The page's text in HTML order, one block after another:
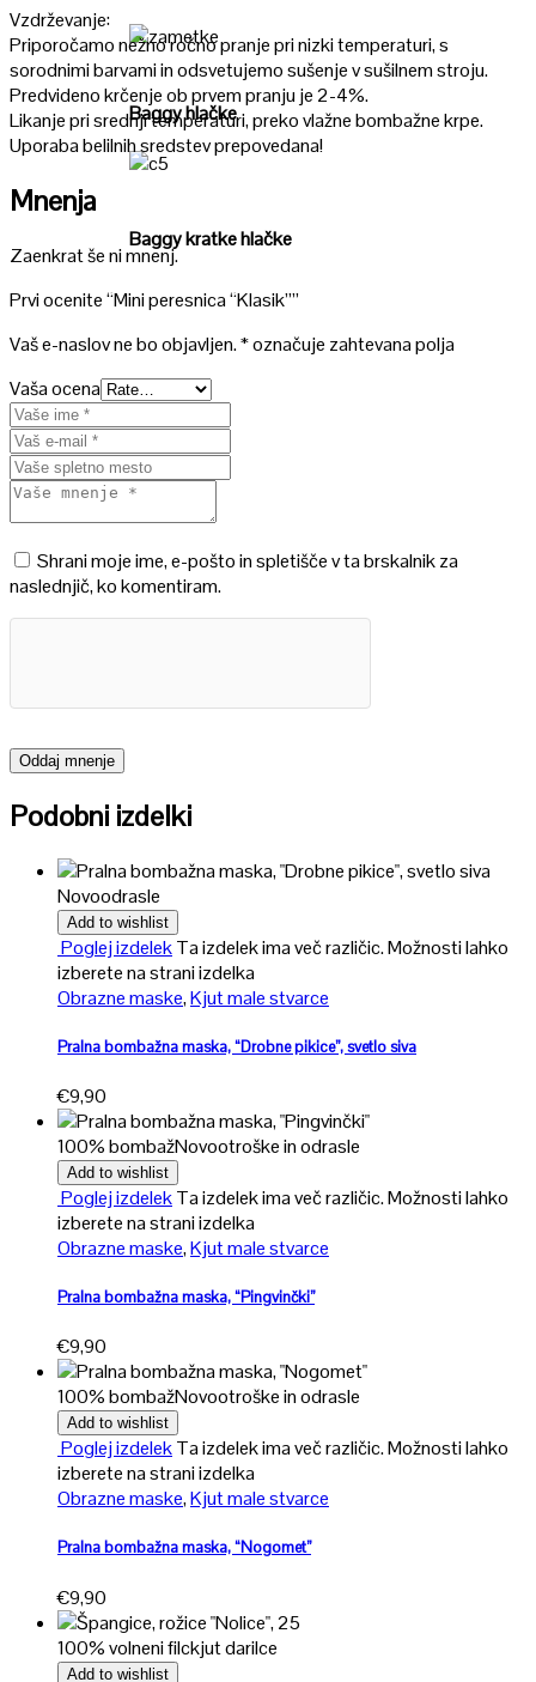
Poglej
Baggy hlačke
Baggy kratke hlačke
Vzdrževanje:
Priporočamo nežno ročno pranje pri nizki temperaturi, s
sorodnimi barvami in odsvetujemo sušenje v sušilnem stroju.
Predvideno krčenje ob prvem pranju je 2-4%.
Likanje pri srednji temperaturi, preko vlažne bombažne krpe.
Uporaba belilnih sredstev prepovedana!
Mnenja
Zaenkrat še ni mnenj.
Prvi ocenite “Mini peresnica “Klasik””
Vaš e-naslov ne bo objavljen.*označuje zahtevana polja
Vaša ocena
Shrani moje ime, e-pošto in spletišče v ta brskalnik za
naslednjič, ko komentiram.
Podobni izdelki
Novoodrasle
Add to wishlist
Poglej izdelekTa izdelek ima več različic. Možnosti lahko
izberete na strani izdelka
Obrazne maske,Kjut male stvarce
Pralna bombažna maska, “Drobne pikice”, svetlo siva
€9,90
100% bombažNovootroške in odrasle
Add to wishlist
Poglej izdelekTa izdelek ima več različic. Možnosti lahko
izberete na strani izdelka
Obrazne maske,Kjut male stvarce
Pralna bombažna maska, “Pingvinčki”
€9,90
100% bombažNovootroške in odrasle
Add to wishlist
Poglej izdelekTa izdelek ima več različic. Možnosti lahko
izberete na strani izdelka
Obrazne maske,Kjut male stvarce
Pralna bombažna maska, “Nogomet”
€9,90
100% volneni filckjut darilce
Add to wishlist